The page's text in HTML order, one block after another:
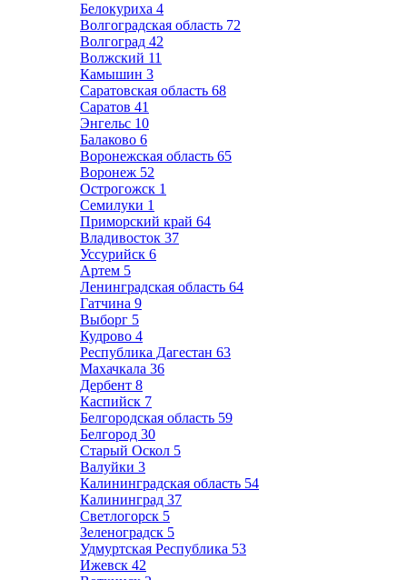
Белокуриха 4
Волгоградская область 72
Волгоград 42
Волжский 11
Камышин 3
Саратовская область 68
Саратов 41
Энгельс 10
Балаково 6
Воронежская область 65
Воронеж 52
Острогожск 1
Семилуки 1
Приморский край 64
Владивосток 37
Уссурийск 6
Артем 5
Ленинградская область 64
Гатчина 9
Выборг 5
Кудрово 4
Республика Дагестан 63
Махачкала 36
Дербент 8
Каспийск 7
Белгородская область 59
Белгород 30
Старый Оскол 5
Валуйки 3
Калининградская область 54
Калининград 37
Светлогорск 5
Зеленоградск 5
Удмуртская Республика 53
Ижевск 42